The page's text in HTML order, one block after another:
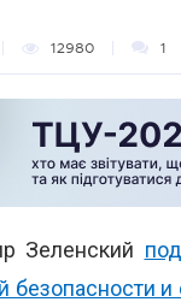
12980 1
Зеленский
безопасности